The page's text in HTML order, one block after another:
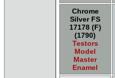
Chrome
Silver FS
17178 (F)
(1790)
Testors
Model
Master
Enamel